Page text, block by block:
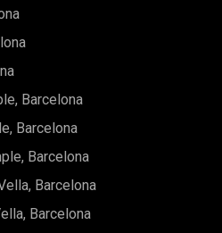
personalitat i calidesa,
accentuen la sensació
de nit inclou dues habitacions
disposa d'un ampli
gran capacitat
funcional i discret.Els dos
un disseny net i elegant. Els
a pocs minuts de la icònica
amb les avingudes
i La Rambla. Viure aquí és
Barcelona
Barcelona
Barcelona
Barcelona
Barcelona